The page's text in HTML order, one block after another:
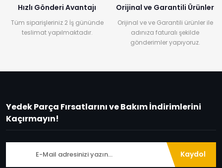
Hızlı Gönderi Avantajı
Tüm siparişleriniz 2 İş gününde
teslimat yapılmaktadır.
Orijinal ve Garantili Ürünler
Orijinal ve ve Garantili ürünler ile
adınıza faturalı şekilde
gönderimler yapıyoruz.
Yedek Parça Fırsatlarını ve Bakım İndirimlerini
Kaçırmayın!
Kaydol